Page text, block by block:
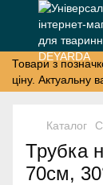
Товари з
ціну. Актуальну
Каталог
Трубка
70см,